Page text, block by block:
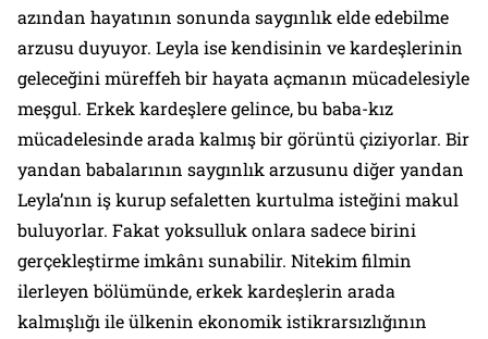
azından hayatının sonunda saygınlık elde edebilme
arzusu duyuyor. Leyla ise kendisinin ve kardeşlerinin
geleceğini müreffeh bir hayata açmanın mücadelesiyle
meşgul. Erkek kardeşlere gelince, bu baba-kız
mücadelesinde arada kalmış bir görüntü çiziyorlar. Bir
yandan babalarının saygınlık arzusunu diğer yandan
Leyla’nın iş kurup sefaletten kurtulma isteğini makul
buluyorlar. Fakat yoksulluk onlara sadece birini
gerçekleştirme imkânı sunabilir. Nitekim filmin
ilerleyen bölümünde, erkek kardeşlerin arada
kalmışlığı ile ülkenin ekonomik istikrarsızlığının